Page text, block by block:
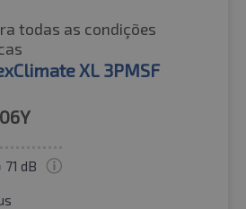
todas as condições
XL 3PMSF
71 dB